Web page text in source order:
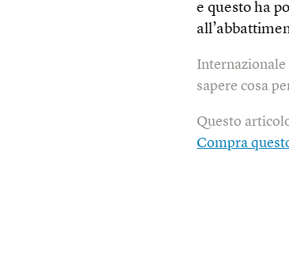
e questo ha
Internazionale
sapere cosa
Questo
Compra